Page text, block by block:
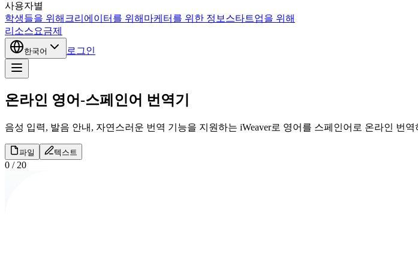
사용자별
학생들을 위해 크리에이터를 위해 마케터를 위한 정보 스타트업을 위해
리소스요금제
한국어 로그인
온라인 영어-스페인어 번역기
음성 입력, 발음 안내, 자연스러운 번역 기능을 지원하는 iWeaver로 영어를 스페인어로 온라인 번
파일 텍스트
0 / 20